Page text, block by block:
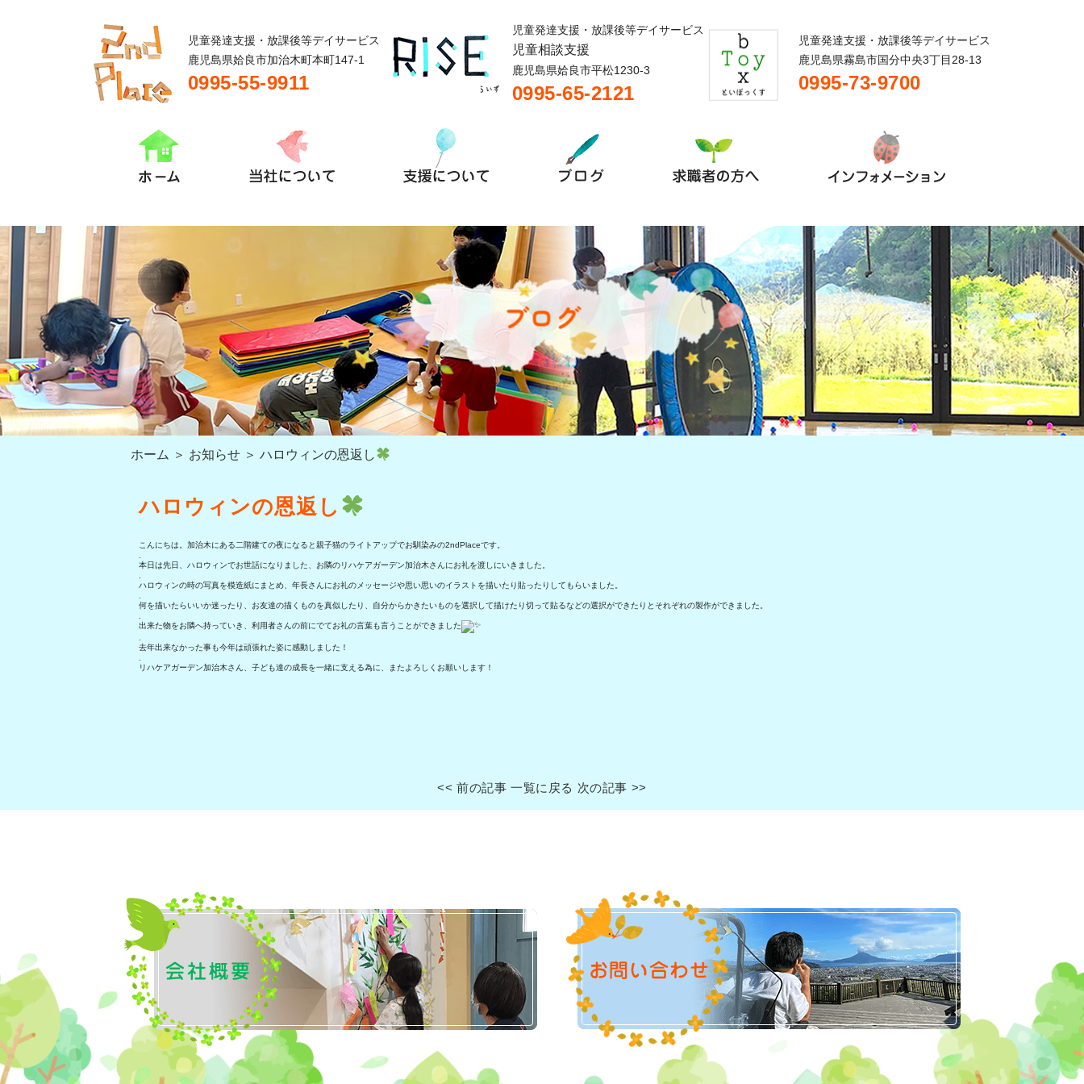
児童発達支援・放課後等デイサービス
鹿児島県姶良市加治木町本町147-1
0995-55-9911
児童発達支援・放課後等デイサービス
児童相談支援
鹿児島県姶良市平松1230-3
0995-65-2121
児童発達支援・放課後等デイサービス
鹿児島県霧島市国分中央3丁目28-13
0995-73-9700
ホーム ＞ お知らせ ＞ ハロウィンの恩返し
ハロウィンの恩返し
こんにちは。加治木にある二階建ての夜になると親子猫のライトアップでお馴染みの2ndPlaceです。
本日は先日、ハロウィンでお世話になりました、お隣のリハケアガーデン加治木さんにお礼を渡しにいきました。
ハロウィンの時の写真を模造紙にまとめ、年長さんにお礼のメッセージや思い思いのイラストを描いたり貼ったりしてもらいました。
何を描いたらいいか迷ったり、お友達の描くものを真似したり、自分からかきたいものを選択して描けたり切って貼るなどの選択ができたりとそれぞれの製作ができました。
出来た物をお隣へ持っていき、利用者さんの前にでてお礼の言葉も言うことができました
去年出来なかった事も今年は頑張れた姿に感動しました！
リハケアガーデン加治木さん、子ども達の成長を一緒に支える為に、またよろしくお願いします！
<< 前の記事 一覧に戻る 次の記事 >>